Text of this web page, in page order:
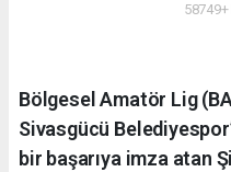
Bölgesel Amatör Lig
Sivasgücü
bir başarıya imza atan